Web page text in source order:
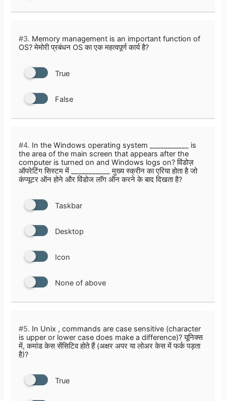
#3. Memory management is an important function of
OS? मेमोरी प्रबंधन OS का एक महत्वपूर्ण कार्य है?
True
False
#4. In the Windows operating system ___________ is
the area of the main screen that appears after the
computer is turned on and Windows logs on? विंडोज़
ऑपरेटिंग सिस्टम में ___________ मुख्य स्क्रीन का एरिया होता है जो
कंप्‍यूटर ऑन होने और विंडोज लॉग ऑन करने के बाद दिखता है?
Taskbar
Desktop
Icon
None of above
#5. In Unix , commands are case sensitive (character
is upper or lower case does make a difference)? यूनिक्स
में, कमांड केस सेंसिटिव होते हैं (अक्षर अपर या लोअर केस में फर्क पड़ता
है)?
True